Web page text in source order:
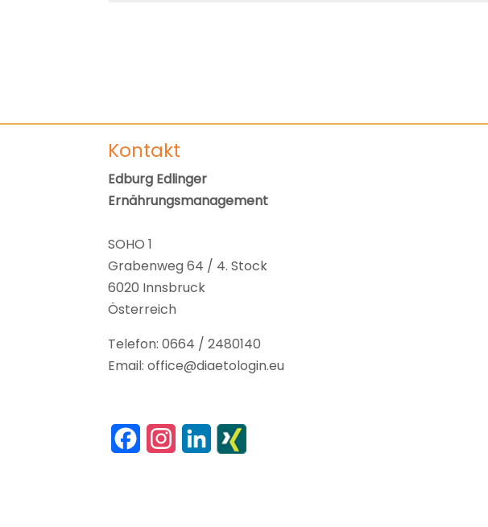
Kontakt
Edburg Edlinger
Ernährungsmanagement
SOHO 1
Grabenweg 64 / 4. Stock
6020 Innsbruck
Österreich
Telefon: 0664 / 2480140
Email: office@diaetologin.eu